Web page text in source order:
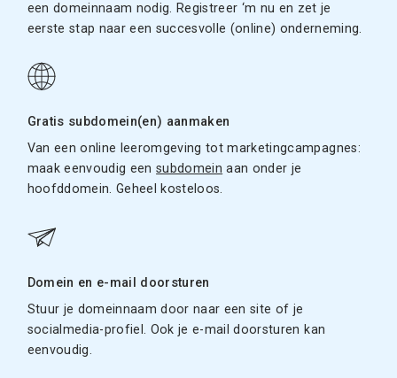
een domeinnaam nodig. Registreer ‘m nu en zet je
eerste stap naar een succesvolle (online) onderneming.
Gratis subdomein(en) aanmaken
Van een online leeromgeving tot marketingcampagnes:
maak eenvoudig eensubdomein aan onder je
hoofddomein. Geheel kosteloos.
Domein en e-mail doorsturen
Stuur je domeinnaam door naar een site of je
socialmedia-profiel. Ook je e-mail doorsturen kan
eenvoudig.